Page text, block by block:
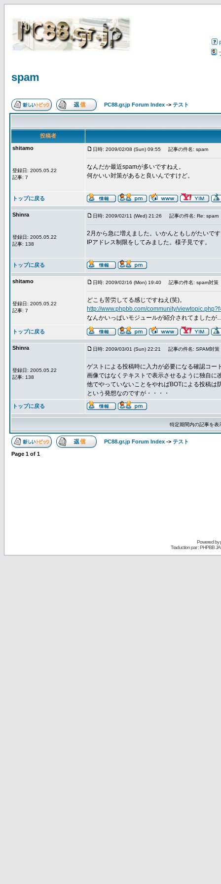
spam
PC88.gr.jp Forum Index -> テスト
投稿者
shitamo
登録日: 2005.05.22
記事: 7
日時: 2009/02/08 (Sun) 09:55 記事の件名: spam
なんだか最近spamが多いですねえ。
何かいい対策があると良いんですけど。
トップに戻る
Shinra
登録日: 2005.05.22
記事: 138
日時: 2009/02/11 (Wed) 21:26 記事の件名: Re: spam
2月から急に増えました。いかんともしがたいです
IPアドレス制限をしてみました。様子見です。
トップに戻る
shitamo
登録日: 2005.05.22
記事: 7
日時: 2009/02/16 (Mon) 19:40 記事の件名: spam対策
どこも苦労してる感じですねえ(笑)。
http://www.phpbb.com/community/
なんかいっぱいモジュールが紹介されてましたが
トップに戻る
Shinra
登録日: 2005.05.22
記事: 138
日時: 2009/03/01 (Sun) 22:21 記事の件名: SPAM対策
ゲストによる投稿時に入力が必要になる確認コー
画像ではなくテキストで表示させるように独自に
他でやっていないことをやればBOTによる投稿は
という発想なのですが・・・・
トップに戻る
特定期間内の記事を
PC88.gr.jp Forum Index -> テスト
Page 1 of 1
Powered by
Traduction par : PHPBB